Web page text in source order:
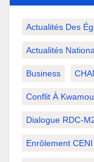
Actualités Des
Actualités
Business
Conflit À
Dialogue RDC-
Enrôlement CENI